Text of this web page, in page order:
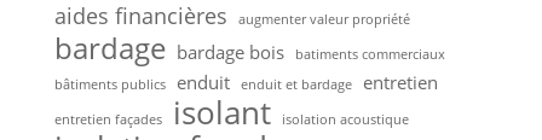
aides financières augmenter valeur propriété
bardage bardage bois
batiments commerciaux
bâtiments publics
enduit enduit et bardage entretien
entretien façades isolant isolation acoustique